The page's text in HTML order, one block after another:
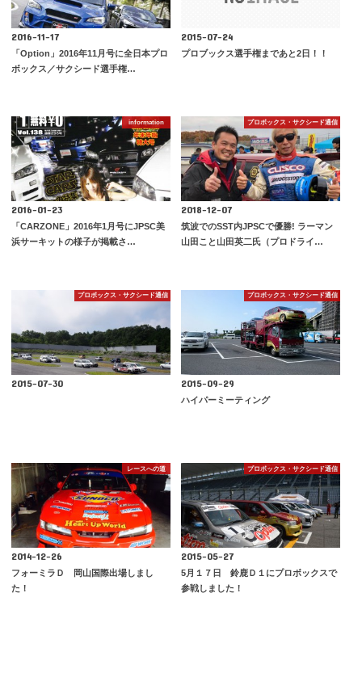
2016-11-17
「Option」2016年11月号に全日本プロ
ボックス／サクシード選手権…
2015-07-24
プロブックス選手権まであと2日！！
information
2016-01-23
「CARZONE」2016年1月号にJPSC美
浜サーキットの様子が掲載さ…
プロボックス・サクシード通信
2018-12-07
筑波でのSST内JPSCで優勝! ラーマン
山田こと山田英二氏（プロドライ…
プロボックス・サクシード通信
2015-07-30
プロボックス・サクシード通信
2015-09-29
ハイパーミーティング
レースへの道
2014-12-26
フォーミラＤ 岡山国際出場しまし
た！
プロボックス・サクシード通信
2015-05-27
5月１７日 鈴鹿Ｄ１にプロボックスで
参戦しました！